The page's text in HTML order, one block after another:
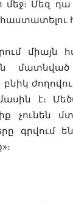
մեջ։ Մեզ
հաստատելու
միայն
մատնված
է։
չունեն
գրվում
»։